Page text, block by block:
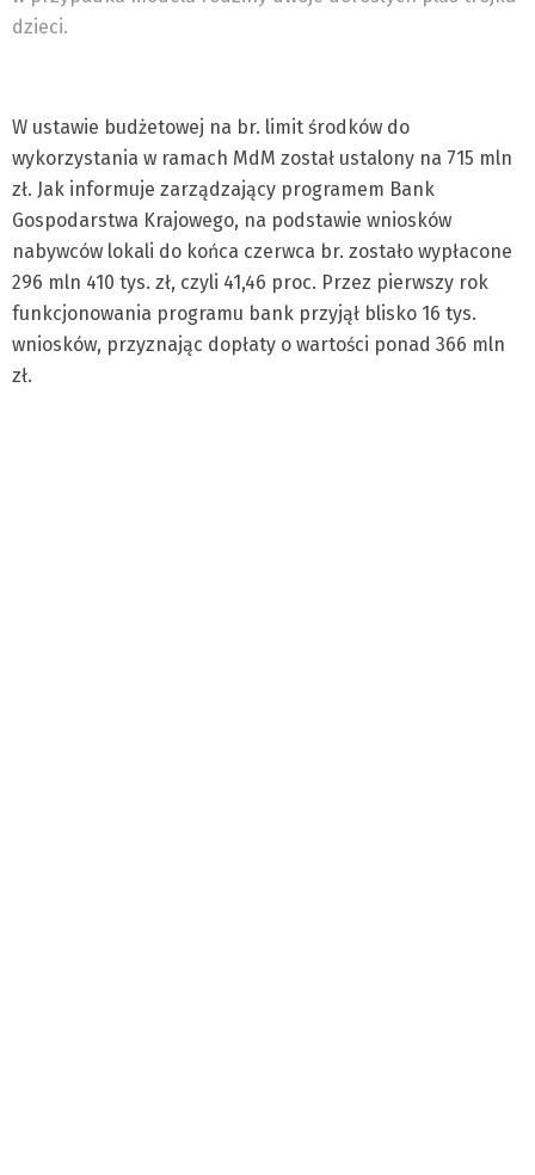
dzieci.
W ustawie budżetowej na br. limit środków do
wykorzystania w ramach MdM został ustalony na 715 mln
zł. Jak informuje zarządzający programem Bank
Gospodarstwa Krajowego, na podstawie wniosków
nabywców lokali do końca czerwca br. zostało wypłacone
296 mln 410 tys. zł, czyli 41,46 proc. Przez pierwszy rok
funkcjonowania programu bank przyjął blisko 16 tys.
wniosków, przyznając dopłaty o wartości ponad 366 mln
zł.